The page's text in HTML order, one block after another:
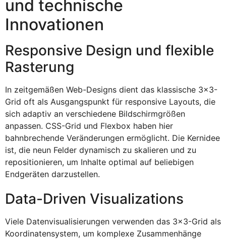
und technische
Innovationen
Responsive Design und flexible
Rasterung
In zeitgemäßen Web-Designs dient das klassische 3×3-
Grid oft als Ausgangspunkt für responsive Layouts, die
sich adaptiv an verschiedene Bildschirmgrößen
anpassen. CSS-Grid und Flexbox haben hier
bahnbrechende Veränderungen ermöglicht. Die Kernidee
ist, die neun Felder dynamisch zu skalieren und zu
repositionieren, um Inhalte optimal auf beliebigen
Endgeräten darzustellen.
Data-Driven Visualizations
Viele Datenvisualisierungen verwenden das 3×3-Grid als
Koordinatensystem, um komplexe Zusammenhänge